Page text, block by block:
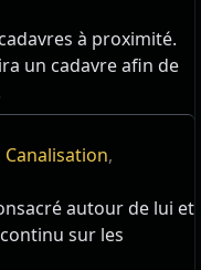
à proximité.
un cadavre afin de
Canalisation,
autour de lui et
sur les